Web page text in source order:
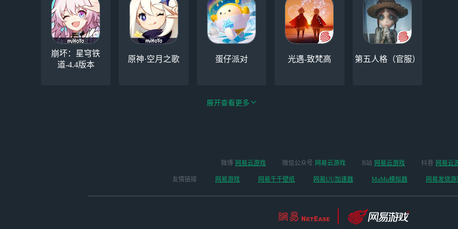
崩坏：星穹铁
道-4.4版本
原神·空月之歌 蛋仔派对 光遇-致梵高 第五人格（官服）
逆水寒手游（全新
版本开启 ）
云手机 阴阳师
展开查看更多
微博 网易云游戏 微信公众号 网易云游戏 B站 网易云游戏 抖音 网易云
友情链接 网易游戏 网易千千壁纸 网易UU加速器 MuMu模拟器 网易发烧游